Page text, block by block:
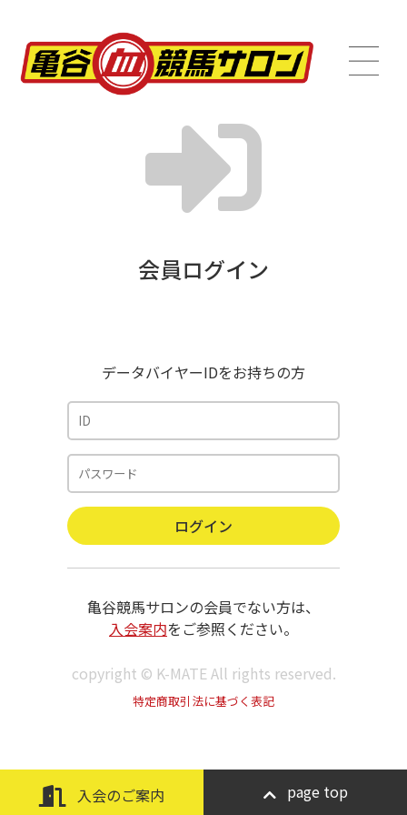
会員ログイン
データバイヤーIDをお持ちの方
亀谷競馬サロンの会員でない方は、
入会案内をご参照ください。
copyright © K-MATE All rights reserved.
特定商取引法に基づく表記
入会のご案内 page top